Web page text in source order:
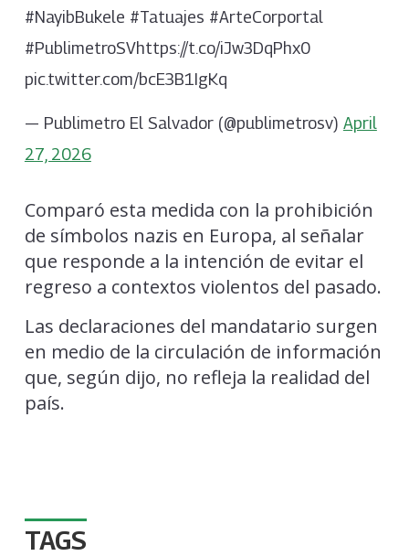
#NayibBukele #Tatuajes #ArteCorportal
#PublimetroSVhttps://t.co/iJw3DqPhx0
pic.twitter.com/bcE3B1IgKq
— Publimetro El Salvador (@publimetrosv) April
27, 2026
Comparó esta medida con la prohibición
de símbolos nazis en Europa, al señalar
que responde a la intención de evitar el
regreso a contextos violentos del pasado.
Las declaraciones del mandatario surgen
en medio de la circulación de información
que, según dijo, no refleja la realidad del
país.
TAGS